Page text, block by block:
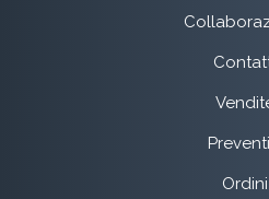
Ordini